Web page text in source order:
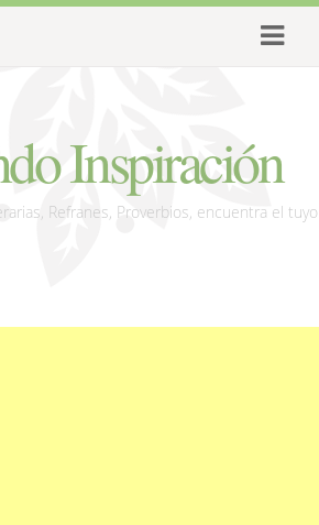
Inspiración
Refranes, Proverbios, encuentra el tuyo